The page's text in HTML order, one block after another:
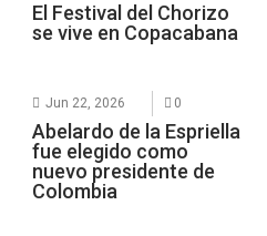
El Festival del Chorizo
se vive en Copacabana
Jun 22, 2026 0
Abelardo de la Espriella
fue elegido como
nuevo presidente de
Colombia